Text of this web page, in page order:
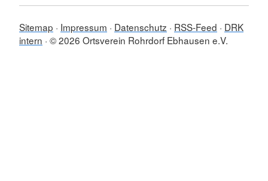
Sitemap Impressum Datenschutz RSS-Feed
DRK
intern © 2026 Ortsverein Rohrdorf Ebhausen e.V.